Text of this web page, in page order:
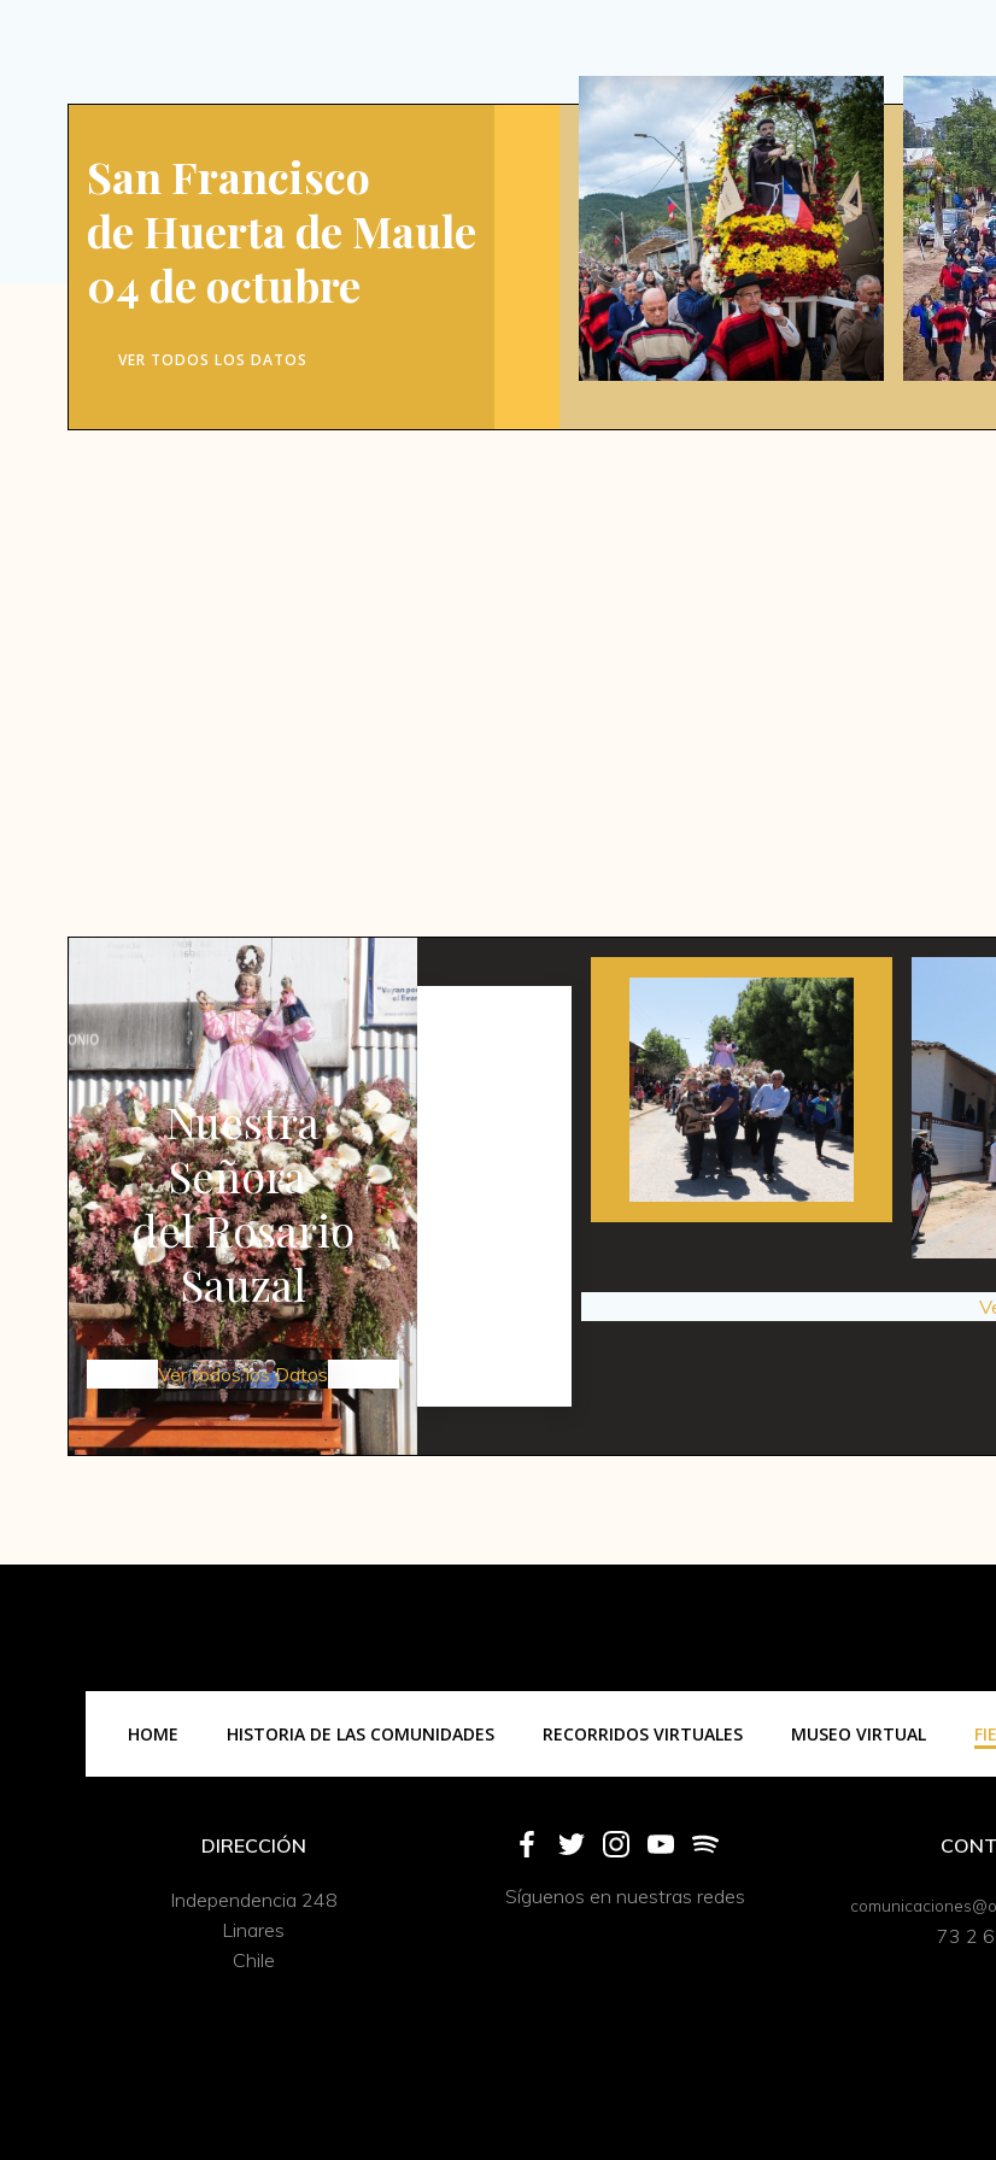
San Francisco
de Huerta de Maule
04 de octubre
VER TODOS LOS DATOS
Nuestra
Señora
del Rosario
Sauzal
Ver todos los Datos
HOME HISTORIA DE LAS COMUNIDADES RECORRIDOS VIRTUALES MUSEO VIRTUAL
DIRECCIÓN
Independencia 248
Linares
Chile
Síguenos en nuestras redes
73 2